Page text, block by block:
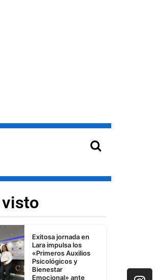
en Venezuela: claves de prevención
Exitosa jornada en
Lara impulsa los
«Primeros Auxilios
Psicológicos y
Bienestar
Emocional» ante